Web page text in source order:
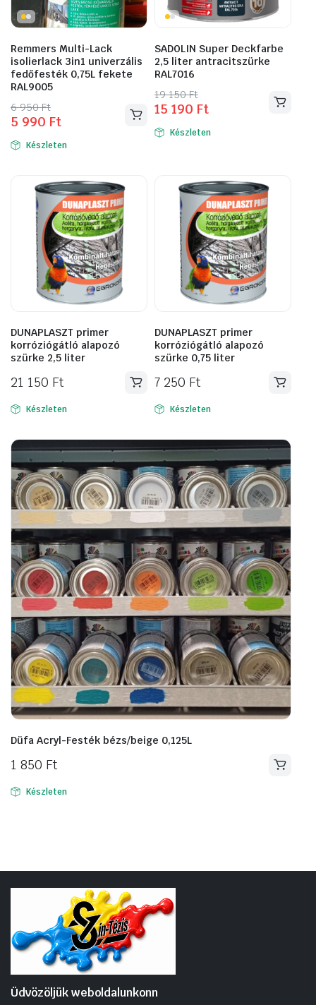
Remmers Multi-Lack
isolierlack 3in1 univerzális
fedőfesték 0,75L fekete
RAL9005
6 950Ft
Original
price
was:
5 990 Ft
Current
price
is: Készleten
SADOLIN Super Deckfarbe
2,5 liter antracitszürke
RAL7016
19 150Ft
Original
price
was:
15 190 Ft
Current
price
is: Készleten
DUNAPLASZT primer
korróziógátló alapozó
szürke 2,5 liter
21 150 Ft
Készleten
DUNAPLASZT primer
korróziógátló alapozó
szürke 0,75 liter
7 250 Ft
Készleten
Düfa Acryl-Festék bézs/beige 0,125L
1 850 Ft
Készleten
Üdvözöljük weboldalunkonn